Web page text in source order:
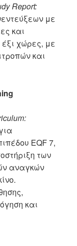
Report:
με
και
χώρες, με
και
EQF 7,
των
αναγκών
και